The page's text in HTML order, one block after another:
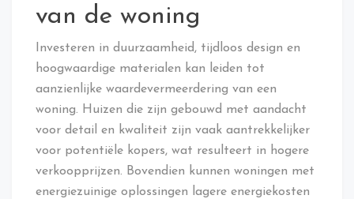
van de woning
Investeren in duurzaamheid, tijdloos design en
hoogwaardige materialen kan leiden tot
aanzienlijke waardevermeerdering van een
woning. Huizen die zijn gebouwd met aandacht
voor detail en kwaliteit zijn vaak aantrekkelijker
voor potentiële kopers, wat resulteert in hogere
verkoopprijzen. Bovendien kunnen woningen met
energiezuinige oplossingen lagere energiekosten